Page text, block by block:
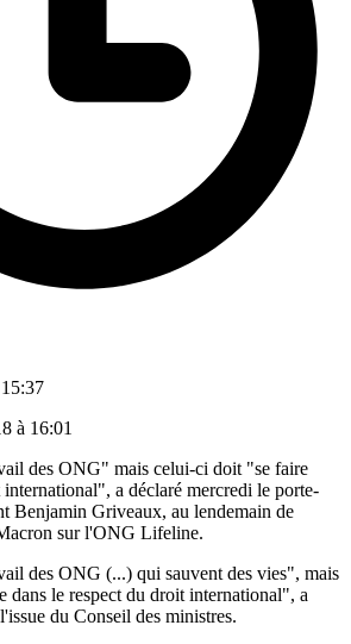
à 16:01
des ONG" mais celui-ci doit "se faire
a déclaré mercredi le porte-
Benjamin Griveaux, au lendemain de
sur l'ONG Lifeline.
des ONG (...) qui sauvent des vies", mais
dans le respect du droit international", a
du Conseil des ministres.